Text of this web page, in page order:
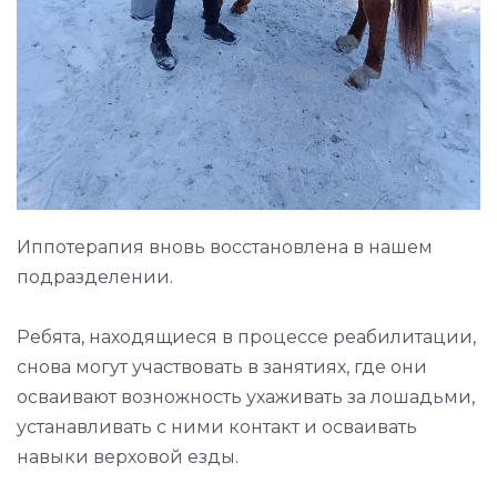
Иппотерапия вновь восстановлена в нашем
подразделении.
Ребята, находящиеся в процессе реабилитации,
снова могут участвовать в занятиях, где они
осваивают возножность ухаживать за лошадьми,
устанавливать с ними контакт и осваивать
навыки верховой езды.